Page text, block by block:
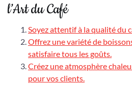
l’Art du Café
Soyez attentif à la qualité du
Offrez une variété de
satisfaire tous les goûts.
Créez une atmosphère
pour vos clients.